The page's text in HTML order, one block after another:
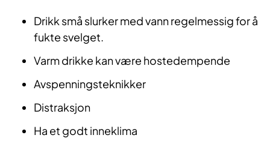
Drikk små slurker med vann regelmessig for å
fukte svelget.
Varm drikke kan være hostedempende
Avspenningsteknikker
Distraksjon
Ha et godt inneklima